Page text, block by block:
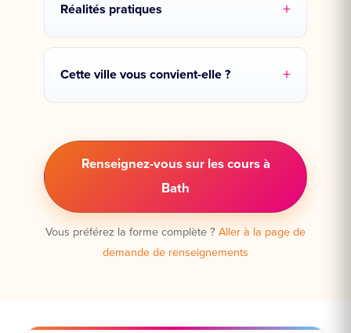
Réalités pratiques
Cette ville vous convient-elle ?
Renseignez-vous sur les cours à
Bath
Vous préférez la forme complète ? Aller à la page de
demande de renseignements